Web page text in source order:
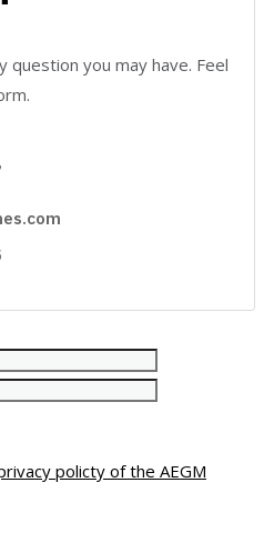
question you may have. Feel
policty of the AEGM